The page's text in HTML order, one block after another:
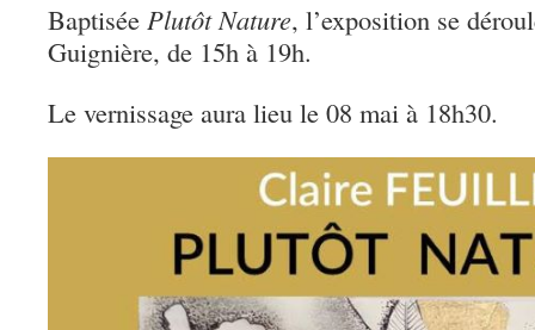
Baptisée Plutôt Nature, l’exposition se
Guignière, de 15h à 19h.
Le vernissage aura lieu le 08 mai à 18h30.